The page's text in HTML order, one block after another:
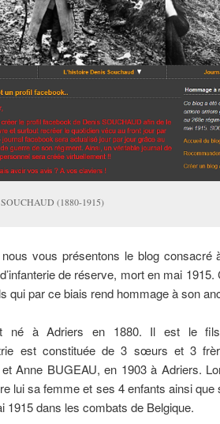
SOUCHAUD (1880-1915)
vous présentons le blog consacré
de réserve, mort en mai
qui par ce biais rend hommage à son
né à Adriers en 1880. Il est le
est constituée de 3 sœurs et 3
Anne BUGEAU, en 1903 à Adriers.
lui sa femme et ses 4 enfants ainsi
1915 dans les combats de Belgique.